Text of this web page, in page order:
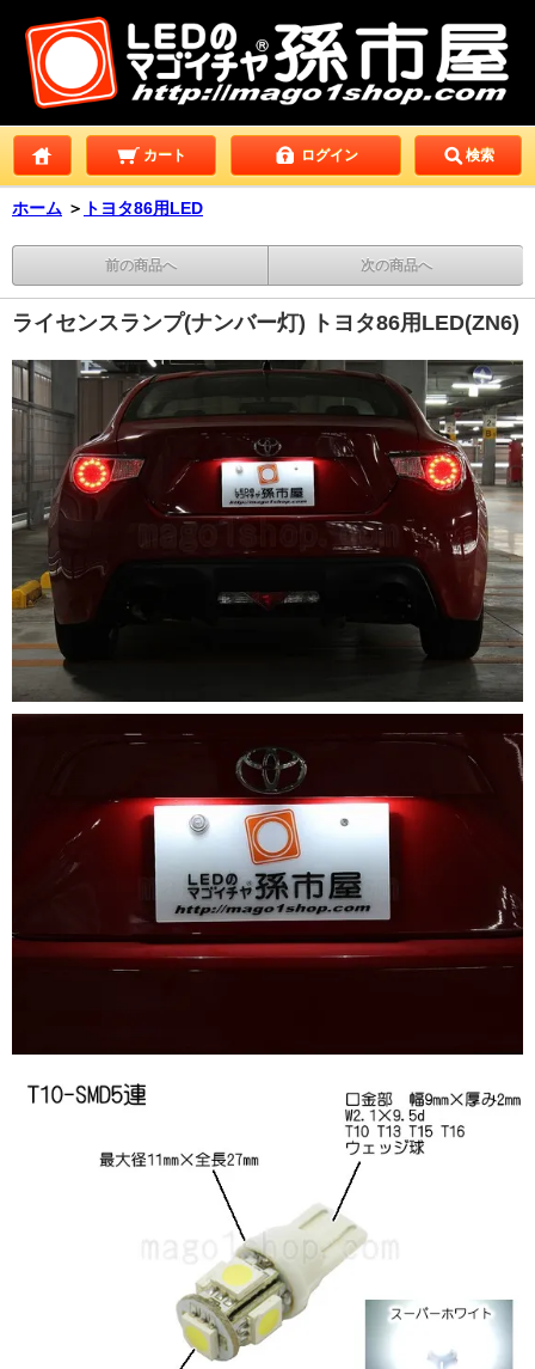
カート ログイン 検索
ホーム ＞ トヨタ86用LED
前の商品へ 次の商品へ
ライセンスランプ(ナンバー灯) トヨタ86用LED(ZN6)